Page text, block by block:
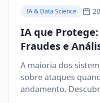
IA & Data Science
IA que
Fraudes e
com 99% de
A maioria dos
sobre ataques
andamento.